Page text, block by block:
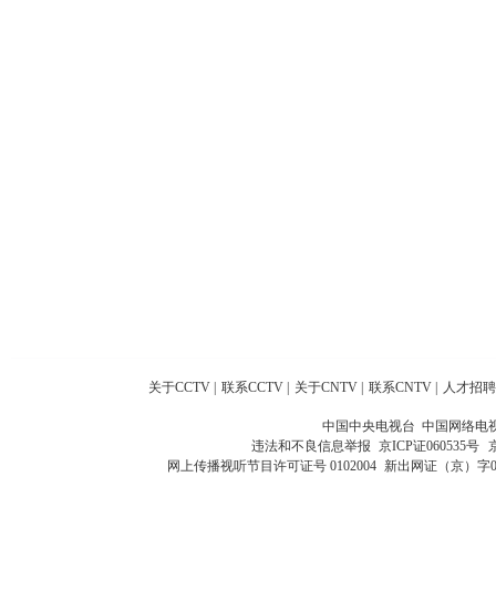
关于CCTV 联系CCTV 关于CNTV 联系CNTV 人才招聘
中国中央电视台 中国网络电
违法和不良信息举报 京ICP证060535号
网上传播视听节目许可证号 0102004 新出网证（京）